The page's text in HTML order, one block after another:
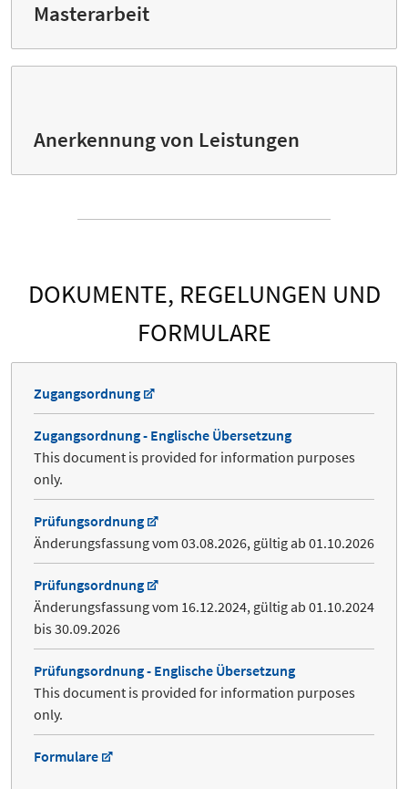
Masterarbeit
Anerkennung von Leistungen
DOKUMENTE, REGELUNGEN UND
FORMULARE
Zugangsordnung
Zugangsordnung - Englische Übersetzung
This document is provided for information purposes
only.
Prüfungsordnung
Änderungsfassung vom 03.08.2026, gültig ab 01.10.2026
Prüfungsordnung
Änderungsfassung vom 16.12.2024, gültig ab 01.10.2024
bis 30.09.2026
Prüfungsordnung - Englische Übersetzung
This document is provided for information purposes
only.
Formulare